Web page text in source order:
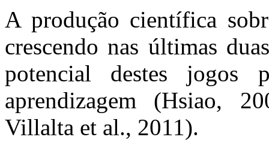
A produção científica
crescendo nas últimas
potencial destes jogos
aprendizagem (Hsiao,
Villalta et al., 2011).